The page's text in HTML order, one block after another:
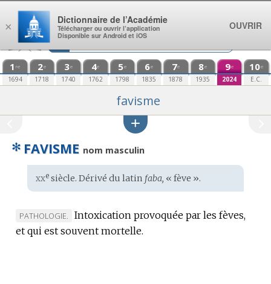
Aller au contenu
1 re
1694
2e
1718
3e
1740
4e
1762
5e
1798
6e
1835
7e
1878
8e
1935
9e
2024
10e
E.C.
favisme
✻ FAVISME nom masculin
Étymologie
:
xxesiècle. Dérivé du latin faba, « fève ».
MARQUE
DE
PATHOLOGIE.
Intoxication provoquée par les fèves,
et qui est souvent mortelle.
×
Dictionnaire de l’Académie
Télécharger ou ouvrir l’application
Disponible sur Android et iOS
OUVRIR